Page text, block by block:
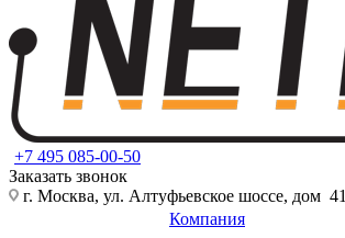
+7 495 085-00-50
Заказать звонок
г. Москва, ул. Алтуфьевское шоссе, дом 41
Компания